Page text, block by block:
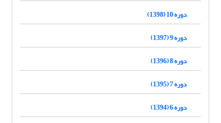
دوره 10 (1398)
دوره 9 (1397)
دوره 8 (1396)
دوره 7 (1395)
دوره 6 (1394)